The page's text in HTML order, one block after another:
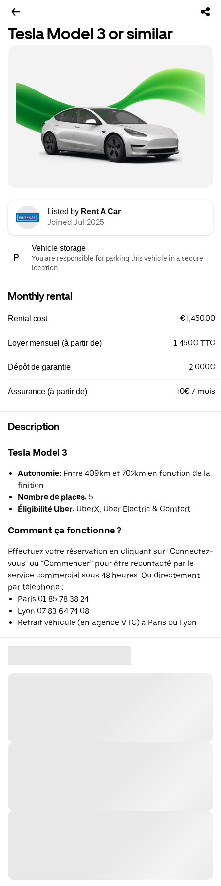
Tesla Model 3 or similar
Listed by Rent A Car
Joined Jul 2025
Vehicle storage
You are responsible for parking this vehicle in a secure
location.
Monthly rental
Rental cost €1,450.00
Loyer mensuel (à partir de) 1 450€ TTC
Dépôt de garantie 2 000€
Assurance (à partir de) 10€ / mois
Description
Tesla Model 3
Autonomie: Entre 409km et 702km en fonction de la
finition
Nombre de places: 5
Éligibilité Uber: UberX, Uber Electric & Comfort
Comment ça fonctionne ?
Effectuez votre réservation en cliquant sur "Connectez-
vous" ou “Commencer” pour être recontacté par le
service commercial sous 48 heures. Ou directement
par téléphone :
Paris 01 85 78 38 24
Lyon 07 83 64 74 08
Retrait véhicule (en agence VTC) à Paris ou Lyon